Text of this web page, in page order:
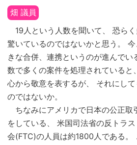
畑 議員
19人という人数を聞いて、 恐らく
驚いているのではないかと思う。
きな合併、連携というのが進んでい
数で多くの案件を処理されていると
心から敬意を表するが、 それにし
のではないか。
ちなみにアメリカで日本の公正取
をしている、 米国司法省の反トラ
会(FTC)の人員は約1800人である。